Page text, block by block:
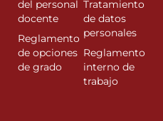
del personal
docente
Reglamento
de opciones
de grado
Tratamiento
de datos
personales
Reglamento
interno de
trabajo